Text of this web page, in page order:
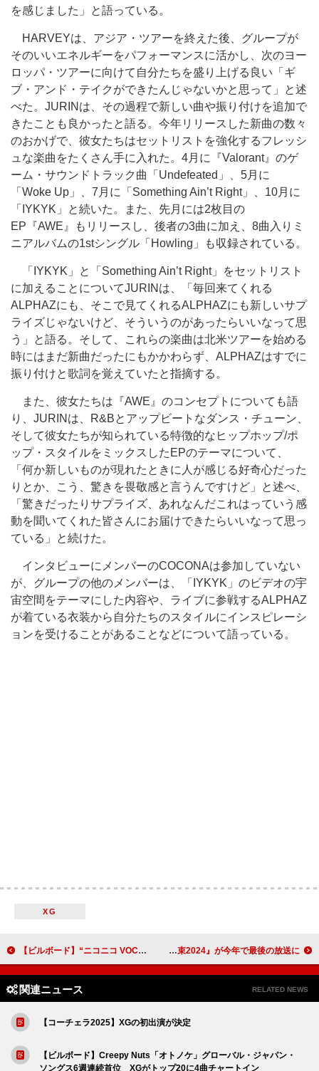
を感じました」と語っている。
HARVEYは、アジア・ツアーを終えた後、グループが
そのいいエネルギーをパフォーマンスに活かし、次のヨー
ロッパ・ツアーに向けて自分たちを盛り上げる良い「ギ
ブ・アンド・テイクができたんじゃないかと思って」と述
べた。JURINは、その過程で新しい曲や振り付けを追加で
きたことも良かったと語る。今年リリースした新曲の数々
のおかげで、彼女たちはセットリストを強化するフレッシ
ュな楽曲をたくさん手に入れた。4月に『Valorant』のゲ
ーム・サウンドトラック曲「Undefeated」、5月に
「Woke Up」、7月に「Something Ain’t Right」、10月に
「IYKYK」と続いた。また、先月には2枚目の
EP『AWE』もリリースし、後者の3曲に加え、8曲入りミ
ニアルバムの1stシングル「Howling」も収録されている。
「IYKYK」と「Something Ain’t Right」をセットリスト
に加えることについてJURINは、「毎回来てくれる
ALPHAZにも、そこで見てくれるALPHAZにも新しいサプ
ライズじゃないけど、そういうのがあったらいいなって思
う」と語る。そして、これらの楽曲は北米ツアーを始める
時にはまだ新曲だったにもかかわらず、ALPHAZはすでに
振り付けと歌詞を覚えていたと指摘する。
また、彼女たちは『AWE』のコンセプトについても語
り、JURINは、R&Bとアップビートなダンス・チューン、
そして彼女たちが知られている特徴的なヒップホップ/ポ
ップ・スタイルをミックスしたEPのテーマについて、
「何か新しいものが現れたときに人が感じる好奇心だった
りとか、こう、驚きを畏敬感と言うんですけど」と述べ、
「驚きだったりサプライズ、あれなんだこれはっていう感
動を聞いてくれた皆さんにお届けできたらいいなって思っ
ている」と続けた。
インタビューにメンバーのCOCONAは参加していない
が、グループの他のメンバーは、「IYKYK」のビデオの宇
宙空間をテーマにした内容や、ライブに参戦するALPHAZ
が着ている衣装から自分たちのスタイルにインスピレーシ
ョンを受けることがあることなどについて語っている。
XG
【ビルボード】“ニコニコ VOCALOID SONGS TOP20”、柊マグネタイト「テトリス」4週連続首位に DECO*27「モニタリング」ポインドほぼ倍増で僅差の2位 小田和正『クリスマスの約束2024』が今年で最後の放送に
関連ニュース RELATED NEWS
【コーチェラ2025】XGの初出演が決定
【ビルボード】Creepy Nuts「オトノケ」グローバル・ジャパン・
ソングス6週連続首位 XGがトップ20に4曲チャートイン